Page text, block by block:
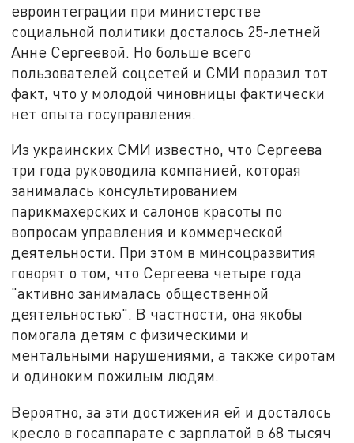
евроинтеграции при министерстве
социальной политики досталось 25-летней
Анне Сергеевой. Но больше всего
пользователей соцсетей и СМИ поразил тот
факт, что у молодой чиновницы фактически
нет опыта госуправления.
Из украинских СМИ известно, что Сергеева
три года руководила компанией, которая
занималась консультированием
парикмахерских и салонов красоты по
вопросам управления и коммерческой
деятельности. При этом в минсоцразвития
говорят о том, что Сергеева четыре года
"активно занималась общественной
деятельностью". В частности, она якобы
помогала детям с физическими и
ментальными нарушениями, а также сиротам
и одиноким пожилым людям.
Вероятно, за эти достижения ей и досталось
кресло в госаппарате с зарплатой в 68 тысяч